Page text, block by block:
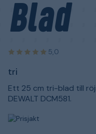
Blad
5,0
tri
Ett 25 cm tri-blad till
DEWALT DCM581.